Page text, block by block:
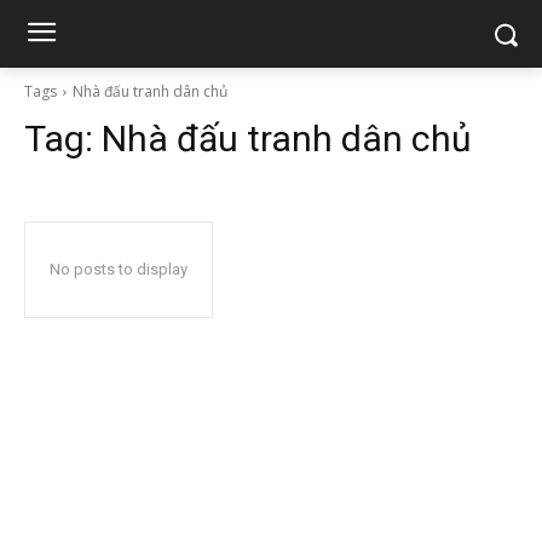
Tags Nhà đấu tranh dân chủ
Tag: Nhà đấu tranh dân chủ
No posts to display